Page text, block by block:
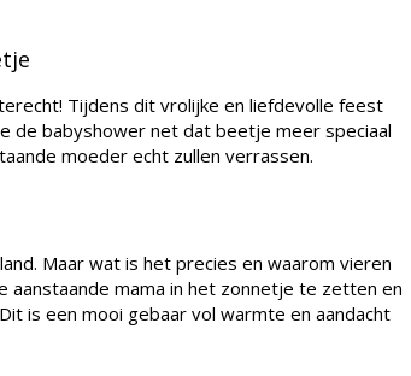
Tijdens dit vrolijke en liefdevolle feest
de babyshower net dat beetje meer speciaal
moeder echt zullen verrassen.
Maar wat is het precies en waarom vieren
mama in het zonnetje te zetten en
is een mooi gebaar vol warmte en aandacht